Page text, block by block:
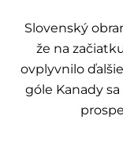
Slovenský
že na
ovplyvnilo
góle Kanady